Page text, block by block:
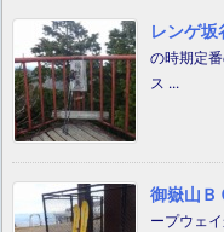
レンゲ
の時期定
ス ...
御嶽山Ｂ
ープウェ